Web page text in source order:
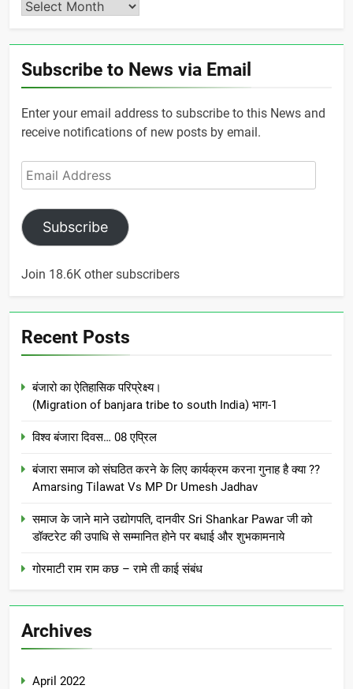
Archives
Subscribe to News via Email
Enter your email address to subscribe to this News and
receive notifications of new posts by email.
Email
Address
Subscribe
Join 18.6K other subscribers
Recent Posts
बंजारो का ऐतिहासिक परिप्रेक्ष्य।
(Migration of banjara tribe to south India) भाग-1
विश्व बंजारा दिवस… 08 एप्रिल
बंजारा समाज को संघठित करने के लिए कार्यक्रम करना गुनाह है क्या ??
Amarsing Tilawat Vs MP Dr Umesh Jadhav
समाज के जाने माने उद्योगपति, दानवीर Sri Shankar Pawar जी को
डॉक्टरेट की उपाधि से सम्मानित होने पर बधाई और शुभकामनाये
गोरमाटी राम राम कछ – रामे ती काई संबंध
Archives
April 2022